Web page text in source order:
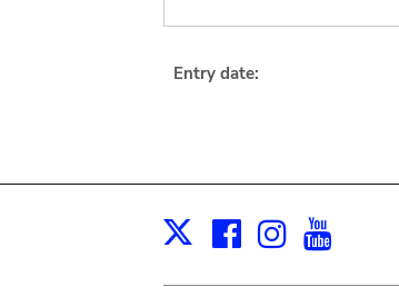
Entry date:
X Facebook